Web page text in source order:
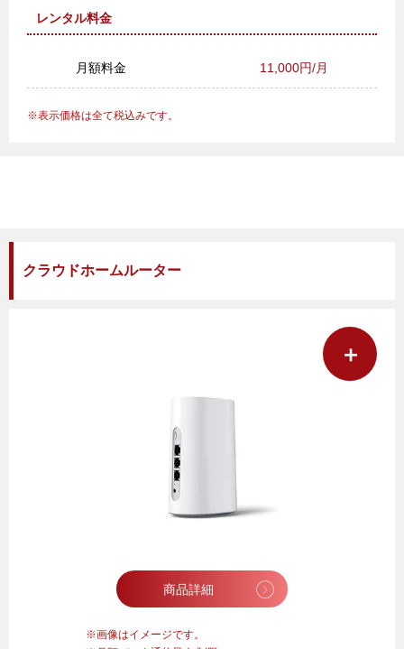
レンタル料金
月額料金 11,000円/月
表示価格は全て税込みです。
クラウドホームルーター
＋
商品詳細
画像はイメージです。